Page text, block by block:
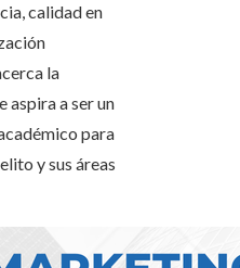
calidad en
la
aspira a ser un
para
y sus áreas